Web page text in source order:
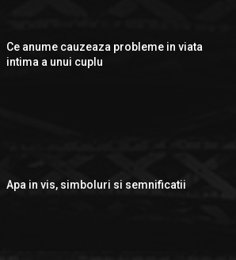
Ce anume cauzeaza probleme in viata
intima a unui cuplu
Apa in vis, simboluri si semnificatii